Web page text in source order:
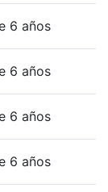
6 años
6 años
6 años
6 años